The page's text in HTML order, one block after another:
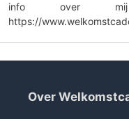
info over
https://
Over